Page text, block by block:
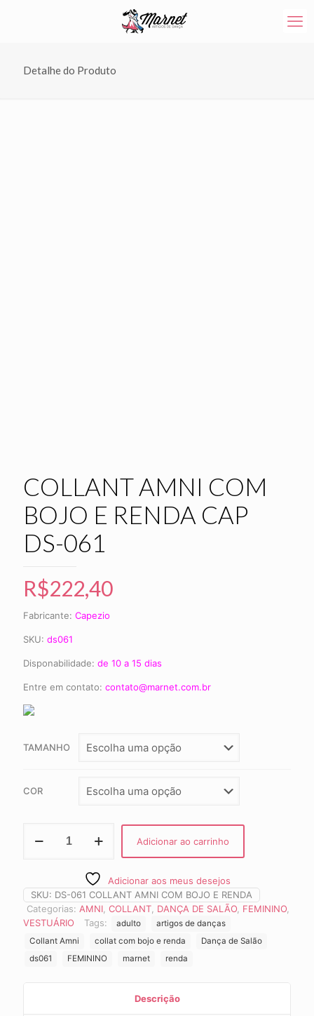
Detalhe do Produto
COLLANT AMNI COM
BOJO E RENDA CAP
DS-061
R$222,40
Fabricante: Capezio
SKU: ds061
Disponabilidade: de 10 a 15 dias
Entre em contato: contato@marnet.com.br
TAMANHO
COR
AMNI
RENDA
CAP
DS-
061
quantidade
Adicionar ao carrinho
Adicionar aos meus desejos
SKU: DS-061 COLLANT AMNI COM BOJO E RENDA
Categorias: AMNI COLLANT DANÇA DE SALÃO FEMININO
VESTUÁRIO
Tags: adulto
artigos de danças
Collant Amni
collat com bojo e renda
Dança de Salão
ds061
FEMININO marnet renda
Descrição